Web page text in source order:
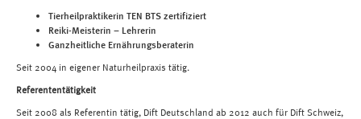
Tierheilpraktikerin TEN BTS zertifiziert
Reiki-Meisterin – Lehrerin
Ganzheitliche Ernährungsberaterin
Seit 2004 in eigener Naturheilpraxis tätig.
Referententätigkeit
Seit 2008 als Referentin tätig, Dift Deutschland ab 2012 auch für Dift Schweiz,